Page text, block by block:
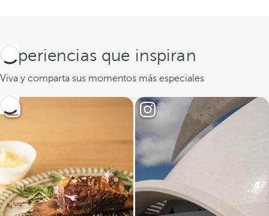
Experiencias que inspiran
Viva y comparta sus momentos más especiales